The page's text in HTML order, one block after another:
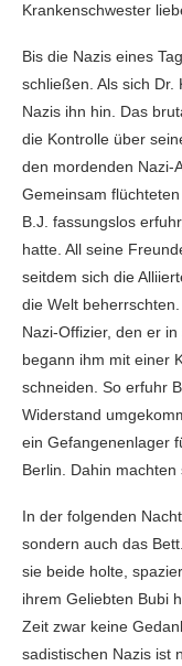
Krankenschwester
Bis die Nazis eines
schließen. Als sich
Nazis ihn hin. Das
die Kontrolle über
den mordenden Nazi-
Gemeinsam
B.J. fassungslos
hatte. All seine
seitdem sich die
die Welt
Nazi-Offizier, den er
begann ihm mit einer
schneiden. So erfuhr
Widerstand
ein Gefangenenlager
Berlin. Dahin
In der folgenden
sondern auch das
sie beide holte,
ihrem Geliebten Bubi
Zeit zwar keine
sadistischen Nazis ist